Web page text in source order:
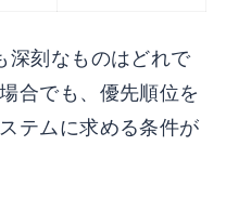
深刻なものはどれで
合でも、優先順位を
テムに求める条件が